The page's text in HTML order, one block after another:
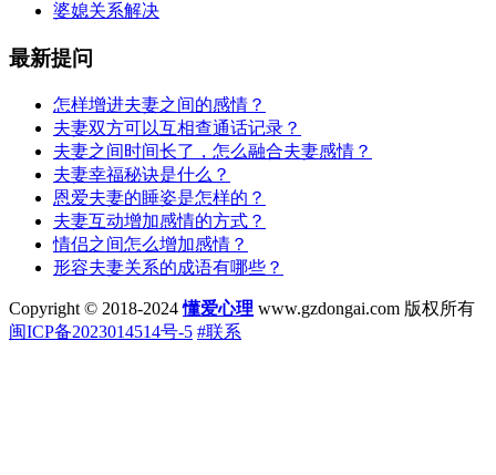
婆媳关系解决
最新提问
怎样增进夫妻之间的感情？
夫妻双方可以互相查通话记录？
夫妻之间时间长了，怎么融合夫妻感情？
夫妻幸福秘诀是什么？
恩爱夫妻的睡姿是怎样的？
夫妻互动增加感情的方式？
情侣之间怎么增加感情？
形容夫妻关系的成语有哪些？
Copyright © 2018-2024懂爱心理 www.gzdongai.com 版权所有
闽ICP备2023014514号-5 #联系